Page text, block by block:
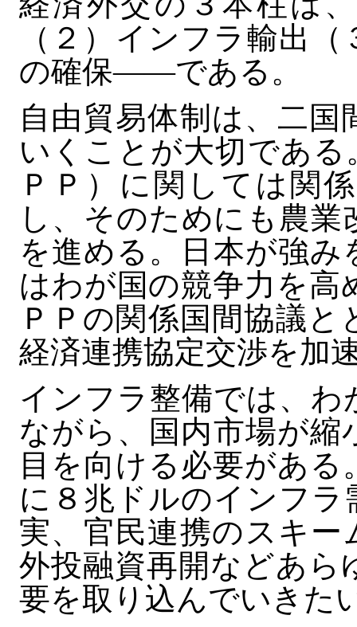
（２）インフラ輸出
の確保――である。
自由貿易体制は、二
いくことが大切であ
ＰＰ）に関しては関
し、そのためにも農
を進める。日本が強
はわが国の競争力を
ＰＰの関係国間協議
経済連携協定交渉を加
インフラ整備では、
ながら、国内市場が
目を向ける必要があ
に８兆ドルのインフ
実、官民連携のスキー
外投融資再開などあら
要を取り込んでいきた